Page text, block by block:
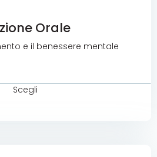
Orale
e il benessere mentale
Scegli